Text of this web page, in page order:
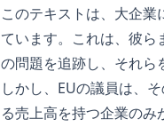
このテキストは、大企
ています。これは、彼
の問題を追跡し、それら
しかし、EUの議員は、
る売上高を持つ企業の